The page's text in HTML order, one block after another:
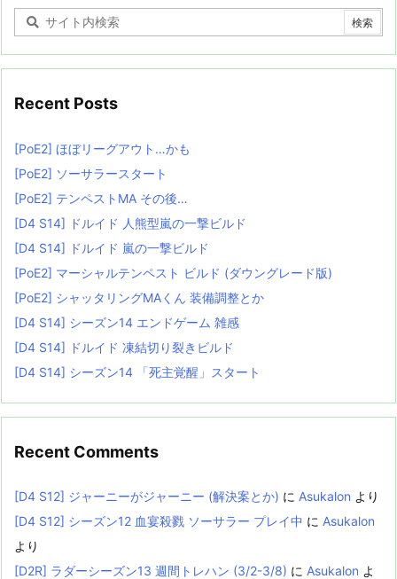
Recent Posts
[PoE2] ほぼリーグアウト…かも
[PoE2] ソーサラースタート
[PoE2] テンペストMA その後…
[D4 S14] ドルイド 人熊型嵐の一撃ビルド
[D4 S14] ドルイド 嵐の一撃ビルド
[PoE2] マーシャルテンペスト ビルド (ダウングレード版)
[PoE2] シャッタリングMAくん 装備調整とか
[D4 S14] シーズン14 エンドゲーム 雑感
[D4 S14] ドルイド 凍結切り裂きビルド
[D4 S14] シーズン14 「死主覚醒」スタート
Recent Comments
[D4 S12] ジャーニーがジャーニー (解決案とか) に Asukalon より
[D4 S12] シーズン12 血宴殺戮 ソーサラー プレイ中 に Asukalon
より
[D2R] ラダーシーズン13 週間トレハン (3/2-3/8) に Asukalon よ